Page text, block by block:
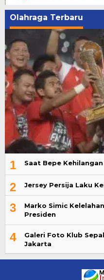
Olahraga Terbaru
1 Saat Bepe
2 Jersey Persija Laku
3
Marko Simic
Presiden
4
Galeri Foto Klub
Jakarta